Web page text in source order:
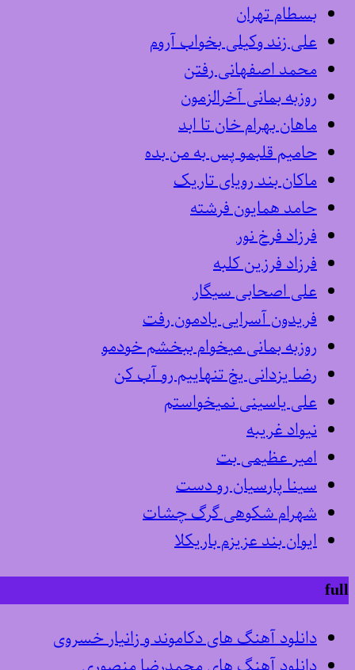
بسطام تهران
علی زند وکیلی بخواب آروم
محمد اصفهانی رفتن
روزبه بمانی آخرالزمون
ماهان بهرام خان تا ابد
حامیم قلبمو پس به من بده
ماکان بند رویای تاریک
حامد همایون فرشته
فرزاد فرخ نور
فرزاد فرزین کلبه
علی اصحابی سیگار
فریدون آسرایی یادمون رفت
روزبه بمانی میخوام ببخشم خودمو
رضا یزدانی یخ تنهاییم رو آب کن
علی یاسینی نمیخواستم
نیواد غریبه
امیر عظیمی بت
سینا پارسیان رو دست
شهرام شکوهی گرگ چشات
ایوان بند عزیزم باریکلا
full
دانلود آهنگ های دکاموند و زانیار خسروی